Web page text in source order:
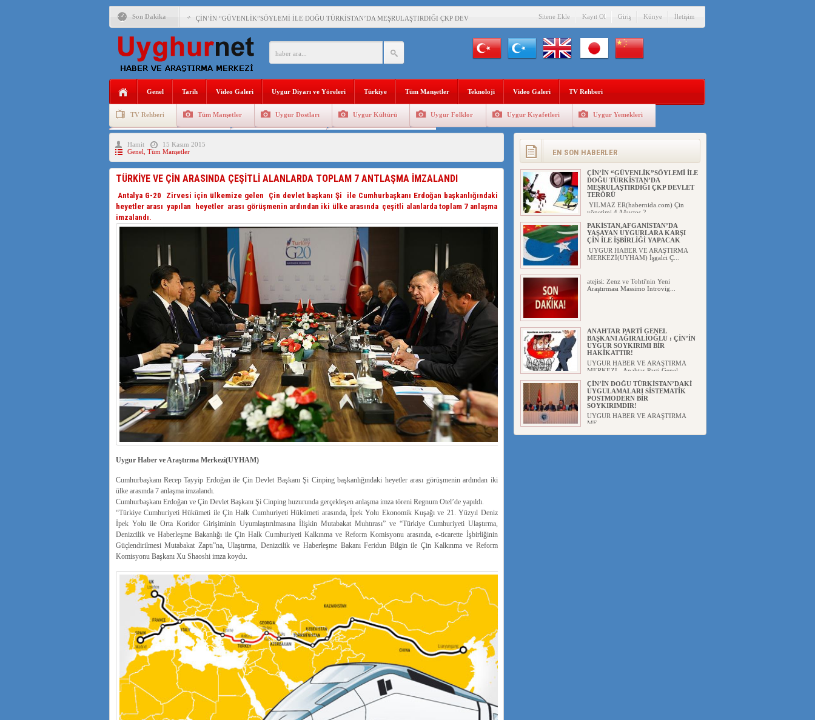
Son Dakika ÇİN’İN “GÜVENLİK”SÖYLEMİ İLE DOĞU TÜRKİSTAN’DA MEŞRULAŞTIRDIĞI ÇKP DEVLET TERÖRÜ
PAKİSTAN,AFGANİSTAN’DA YAŞAYAN UYGURLARA KARŞI ÇİN İLE İŞBİRLİĞİ YAPACAK
ANAHTAR PARTİ GENEL BAŞKANI AĞIRALİOĞLU : ÇİN’İN UYGUR SOYKIRIMI BİR HAKİKATTIR!
ÇİN’İN DOĞU TÜRKİSTAN’DAKİ UYGULAMALARI SİSTEMATİK POSTMODERN BİR SOYKIRIMDIR!
150 YILDIR KAYNAYAN YARAMIZ : ÇİN İŞGALİNDEKİ DOĞU TÜRKİSTAN
ÇİN’İN UYGUR POLİTİKALARINI ÖVEN DİYANET AKADEMİSİ BAŞKANI’NA TEPKİLER SÜRÜYOR
ÇİN’İN ANKARA BÜYÜKELÇİSİ JİANG’İN TRABZON ZİYARETİ
Sitene Ekle Kayıt Ol Giriş Künye İletişim
Genel Tarih Video Galeri Uygur Diyarı ve Yöreleri Türkiye Tüm Manşetler Teknoloji Video Galeri TV Rehberi
TV Rehberi Tüm Manşetler Uygur Dostları Uygur Kültürü Uygur Folklor Uygur Kıyafetleri Uygur Yemekleri
Uygurlarda Düğün ve Cenaze
Hamit
15 Kasım 2015
Genel Tüm Manşetler
TÜRKİYE VE ÇİN ARASINDA ÇEŞİTLİ ALANLARDA TOPLAM 7 ANTLAŞMA İMZALANDI
Antalya G-20 Zirvesi için ülkemize gelen Çin devlet başkanı Şi ile Cumhurbaşkanı Erdoğan başkanlığındaki
heyetler arası yapılan heyetler arası görüşmenin ardından iki ülke arasında çeşitli alanlarda toplam 7 anlaşma
imzalandı.
Uygur Haber ve Araştırma Merkezi(UYHAM)
Cumhurbaşkanı Recep Tayyip Erdoğan ile Çin Devlet Başkanı Şi Cinping başkanlığındaki heyetler arası görüşmenin ardından iki
ülke arasında 7 anlaşma imzalandı.
Cumhurbaşkanı Erdoğan ve Çin Devlet Başkanı Şi Cinping huzurunda gerçekleşen anlaşma imza töreni Regnum Otel’de yapıldı.
“Türkiye Cumhuriyeti Hükümeti ile Çin Halk Cumhuriyeti Hükümeti arasında, İpek Yolu Ekonomik Kuşağı ve 21. Yüzyıl Deniz
İpek Yolu ile Orta Koridor Girişiminin Uyumlaştırılmasına İlişkin Mutabakat Muhtırası” ve “Türkiye Cumhuriyeti Ulaştırma,
Denizcilik ve Haberleşme Bakanlığı ile Çin Halk Cumhuriyeti Kalkınma ve Reform Komisyonu arasında, e-ticarette İşbirliğinin
Güçlendirilmesi Mutabakat Zaptı”na, Ulaştırma, Denizcilik ve Haberleşme Bakanı Feridun Bilgin ile Çin Kalkınma ve Reform
Komisyonu Başkanı Xu Shaoshi imza koydu.
EN SON HABERLER
ÇİN’İN “GÜVENLİK”SÖYLEMİ İLE
DOĞU TÜRKİSTAN’DA
MEŞRULAŞTIRDIĞI ÇKP DEVLET
TERÖRÜ
YILMAZ ER(habernida.com) Çin
yönetimi 4 Ağustos 2...
PAKİSTAN,AFGANİSTAN’DA
YAŞAYAN UYGURLARA KARŞI
ÇİN İLE İŞBİRLİĞİ YAPACAK
UYGUR HABER VE ARAŞTIRMA
MERKEZİ(UYHAM) İşgalci Ç...
atejisi: Zenz ve Tohti'nin Yeni
Araştırması Massimo Introvig...
ANAHTAR PARTİ GENEL
BAŞKANI AĞIRALİOĞLU : ÇİN’İN
UYGUR SOYKIRIMI BİR
HAKİKATTIR!
UYGUR HABER VE ARAŞTIRMA
MERKEZİ Anahtar Parti Genel
ÇİN’İN DOĞU TÜRKİSTAN’DAKİ
UYGULAMALARI SİSTEMATİK
POSTMODERN BİR
SOYKIRIMDIR!
UYGUR HABER VE ARAŞTIRMA
ME...
DİYANET AKADEMİSİ BAŞKANI